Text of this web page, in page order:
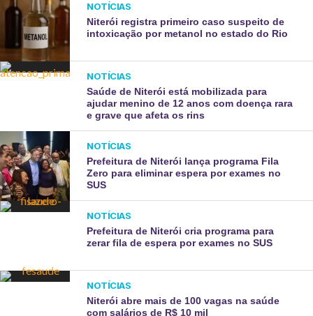
NOTÍCIAS
Niterói registra primeiro caso suspeito de
intoxicação por metanol no estado do Rio
NOTÍCIAS
Saúde de Niterói está mobilizada para
ajudar menino de 12 anos com doença rara
e grave que afeta os rins
NOTÍCIAS
Prefeitura de Niterói lança programa Fila
Zero para eliminar espera por exames no
SUS
NOTÍCIAS
Prefeitura de Niterói cria programa para
zerar fila de espera por exames no SUS
NOTÍCIAS
Niterói abre mais de 100 vagas na saúde
com salários de R$ 10 mil